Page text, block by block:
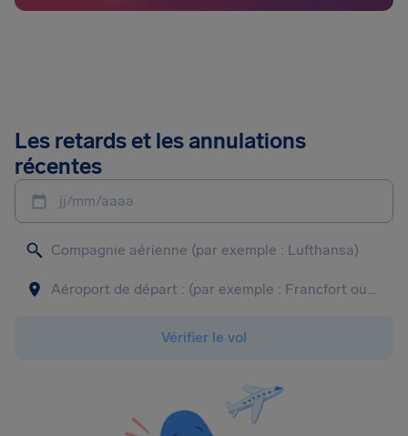
Les retards et les annulations
récentes
jj/mm/aaaa
Vérifier le vol